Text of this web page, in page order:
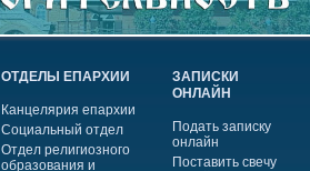
ОТДЕЛЫ ЕПАРХИИ
Канцелярия епархии
Социальный отдел
Отдел религиозного
образования и
ЗАПИСКИ
ОНЛАЙН
Подать записку
онлайн
Поставить свечу